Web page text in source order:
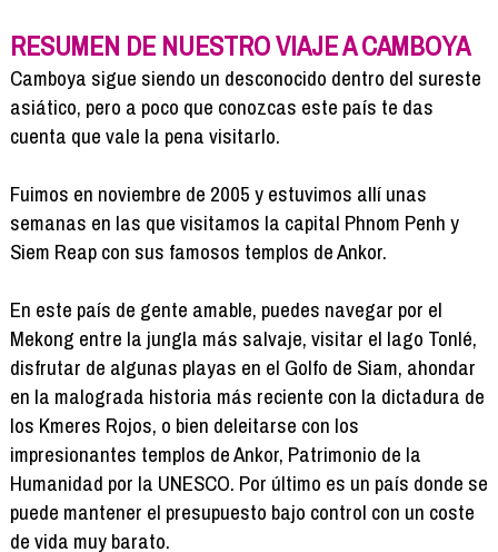
RESUMEN DE NUESTRO VIAJE A CAMBOYA
Camboya sigue siendo un desconocido dentro del sureste
asiático, pero a poco que conozcas este país te das
cuenta que vale la pena visitarlo.
Fuimos en noviembre de 2005 y estuvimos allí unas
semanas en las que visitamos la capital Phnom Penh y
Siem Reap con sus famosos templos de Ankor.
En este país de gente amable, puedes navegar por el
Mekong entre la jungla más salvaje, visitar el lago Tonlé,
disfrutar de algunas playas en el Golfo de Siam, ahondar
en la malograda historia más reciente con la dictadura de
los Kmeres Rojos, o bien deleitarse con los
impresionantes templos de Ankor, Patrimonio de la
Humanidad por la UNESCO. Por último es un país donde se
puede mantener el presupuesto bajo control con un coste
de vida muy barato.